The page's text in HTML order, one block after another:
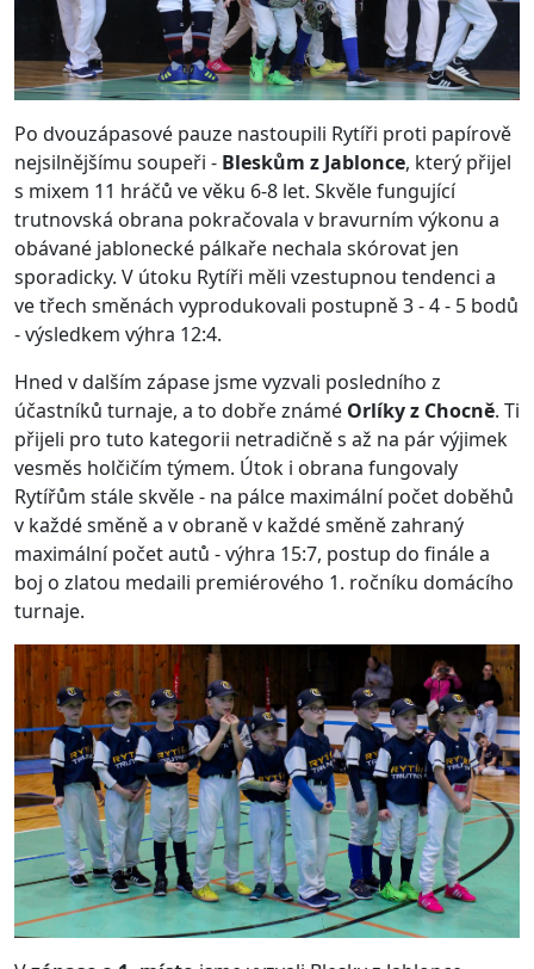
Po dvouzápasové pauze nastoupili Rytíři proti papírově
nejsilnějšímu soupeři - Bleskům z Jablonce, který přijel
s mixem 11 hráčů ve věku 6-8 let. Skvěle fungující
trutnovská obrana pokračovala v bravurním výkonu a
obávané jablonecké pálkaře nechala skórovat jen
sporadicky. V útoku Rytíři měli vzestupnou tendenci a
ve třech směnách vyprodukovali postupně 3 - 4 - 5 bodů
- výsledkem výhra 12:4.
Hned v dalším zápase jsme vyzvali posledního z
účastníků turnaje, a to dobře známé Orlíky z Chocně. Ti
přijeli pro tuto kategorii netradičně s až na pár výjimek
vesměs holčičím týmem. Útok i obrana fungovaly
Rytířům stále skvěle - na pálce maximální počet doběhů
v každé směně a v obraně v každé směně zahraný
maximální počet autů - výhra 15:7, postup do finále a
boj o zlatou medaili premiérového 1. ročníku domácího
turnaje.